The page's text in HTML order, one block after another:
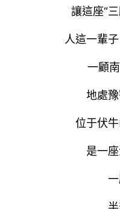
讓這座“
人這一輩
一顧
地處
位于伏
是一